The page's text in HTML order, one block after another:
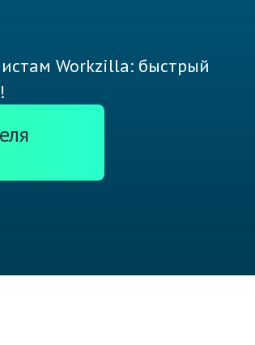
Workzilla: быстрый